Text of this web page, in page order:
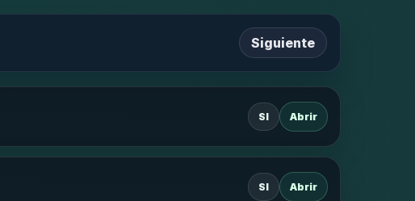
Siguiente
SI Abrir
SI Abrir